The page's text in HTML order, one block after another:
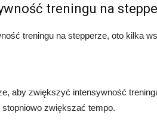
treningu na
treningu na stepperze, oto kilka
aby zwiększyć intensywność
zwiększać tempo.